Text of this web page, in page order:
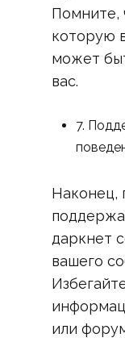
Помните,
которую
может
вас.
7.
Наконец,
даркнет
вашего
или